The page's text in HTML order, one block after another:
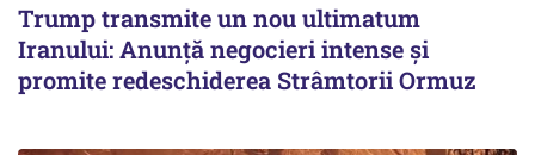
Trump transmite un nou ultimatum
Iranului: Anunță negocieri intense și
promite redeschiderea Strâmtorii Ormuz